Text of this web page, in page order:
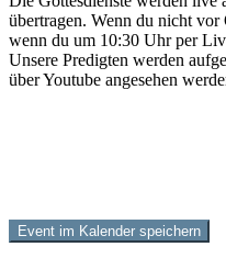
übertragen. Wenn du nicht
wenn du um 10:30 Uhr per
Unsere Predigten werden
über Youtube angesehen
Event im Kalender speichern